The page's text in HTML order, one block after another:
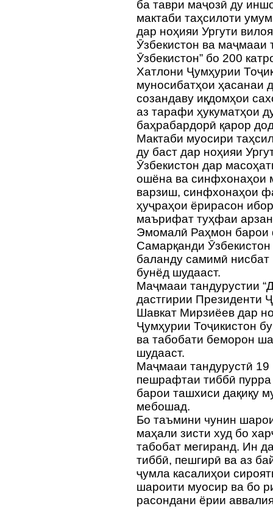
ба таври маҷозӣ ду
мактаби таҳсилоти
дар ноҳияи Ургути
Ӯзбекистон ва маҷмааи
Ӯзбекистон” бо 200
Хатлони Ҷумҳурии
муносибатҳои ҳасанаи
созандаву иқдомҳои
аз тарафи ҳукуматҳои
баҳрабардорӣ қарор
Мактаби муосири
ду баст дар ноҳияи
Ӯзбекистон дар
ошёна ва синфхонаҳои
варзиш, синфхонаҳои
ҳуҷраҳои ёрирасон
маърифат туҳфаи
Эмомалӣ Раҳмон барои
Самарқанди
баланду самимӣ
бунёд шудааст.
Маҷмааи тандурустии
дастгирии Президенти
Шавкат Мирзиёев дар
Ҷумҳурии Тоҷикистон
ва табобати беморон
шудааст.
Маҷмааи тандурустӣ
пешрафтаи тиббӣ пурра
барои ташхиси дақиқу
мебошад.
Бо таъмини чунин
маҳали зисти худ бо
табобат мегиранд. Ин
тиббӣ, пешгирӣ ва аз
ҷумла касалиҳои
шароити муосир ва бо
расондани ёрии